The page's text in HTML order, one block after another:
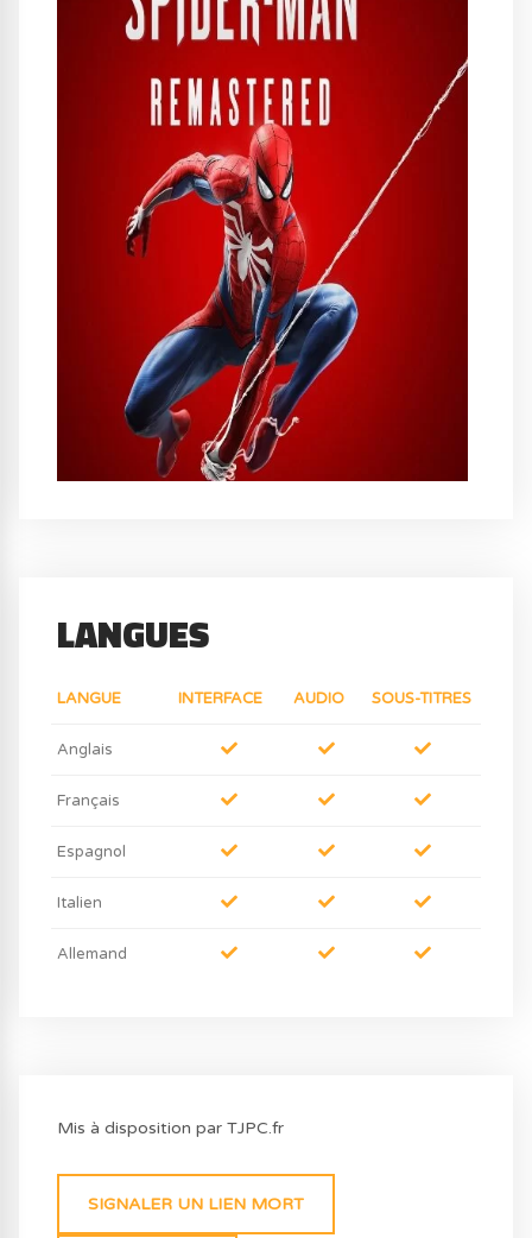
LANGUES
LANGUE INTERFACE AUDIO SOUS-TITRES
Anglais
Français
Espagnol
Italien
Allemand
Mis à disposition par TJPC.fr
SIGNALER UN LIEN MORT